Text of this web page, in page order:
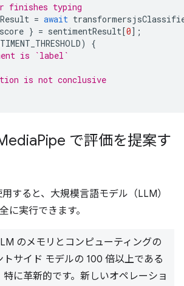
finishes typing
= await
score } = sentimentResult[0];
)
{
is `label`
is not conclusive
Pipe で評価を提案す
すると、大規模言語モデル（LLM）
に実行できます。
のメモリとコンピューティングの
トサイド モデルの 100 倍以上である
特に革新的です。新しいオペレーショ